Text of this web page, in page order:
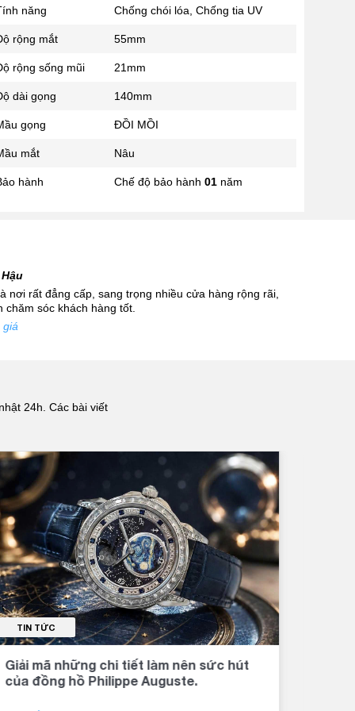
02433545555
Số 28 Chùa Thông - Sơn Tây -
Vinhomes Ocean Park 1, Dương
năng Chống chói lóa, Chống tia UV
rộng mắt 55mm
rộng sống mũi 21mm
dài gọng 140mm
gọng ĐỒI MỒI
mắt Nâu
hành Chế độ bảo hành 01năm
nơi rất đẳng cấp, sang trọng nhiều cửa hàng rộng rãi,
chăm sóc khách hàng tốt.
giá
24h. Các bài viết
TIN TỨC
Giải mã những chi tiết làm nên sức hút
của đồng hồ Philippe Auguste.